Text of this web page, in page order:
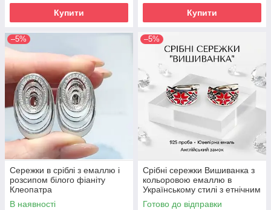
Купити Купити
–5%
Сережки в сріблі з емаллю і
розсипом білого фіаніту
Клеопатра
В наявності
–5%
Срібні сережки Вишиванка з
кольоровою емаллю в
Українському стилі з етнічним
орнаментом 1,5х1 см. срібло
Готово до відправки